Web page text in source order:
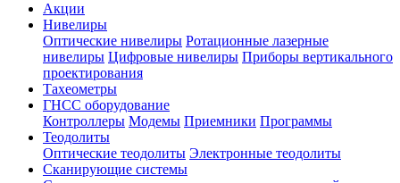
Акции
Нивелиры
Оптические нивелиры Ротационные лазерные
нивелиры Цифровые нивелиры Приборы вертикального
проектирования
Тахеометры
ГНСС оборудование
Контроллеры Модемы Приемники Программы
Теодолиты
Оптические теодолиты Электронные теодолиты
Сканирующие системы